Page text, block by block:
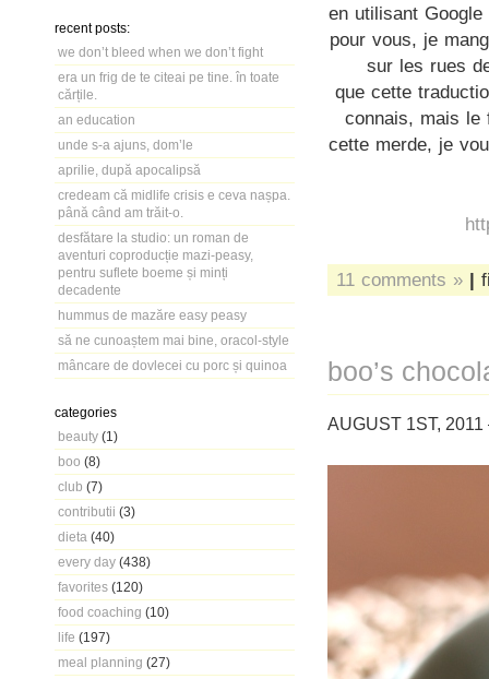
recent posts:
we don’t bleed when we don’t fight
era un frig de te citeai pe tine. în toate
cărțile.
an education
unde s-a ajuns, dom’le
aprilie, după apocalipsă
credeam că midlife crisis e ceva nașpa.
până când am trăit-o.
desfătare la studio: un roman de
aventuri coproducție mazi-peasy,
pentru suflete boeme și minți
decadente
hummus de mazăre easy peasy
să ne cunoaștem mai bine, oracol-style
mâncare de dovlecei cu porc și quinoa
categories
beauty (1)
boo (8)
club (7)
contributii (3)
dieta (40)
every day (438)
favorites (120)
food coaching (10)
life (197)
meal planning (27)
en utilisant
pour vous, je
sur les rues
que cette
connais, mais le
cette merde, je
11 comments » |
boo’s
AUGUST 1ST,